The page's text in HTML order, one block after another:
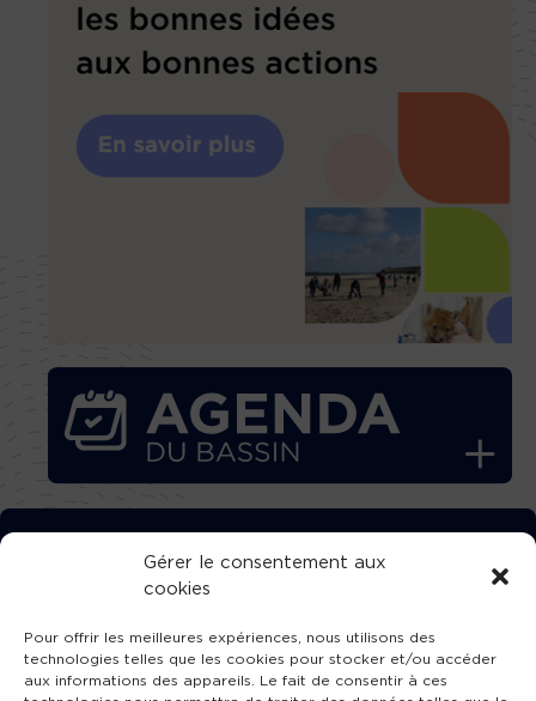
Gérer le consentement aux
cookies
Pour offrir les meilleures expériences, nous utilisons des
technologies telles que les cookies pour stocker et/ou accéder
aux informations des appareils. Le fait de consentir à ces
TÉLÉCHARGEZ GRATUITEMENT
L’APPLICATION TVBA !